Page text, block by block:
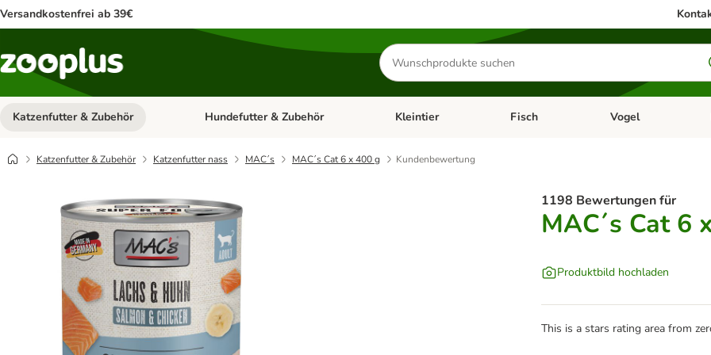
Versandkostenfrei ab 39€
Produkte
suchen
Katzenfutter & Zubehör Kategorie-Menü öffnen: Katzenfutter & Zubehör
Hundefutter & Zubehör Kategorie-Menü öffnen: Hundefutter & Zubehör
Kleintier Kategorie-Menü öffnen: Kleintier
Fisch Kategorie-Menü
Vogel
Katzenfutter & Zubehör Katzenfutter nass MAC´s MAC´s Cat 6 x 400 g Kundenbewertung
1198 Bewertungen für
MAC´s Cat 6
Produktbild hochladen
This is a stars rating area from